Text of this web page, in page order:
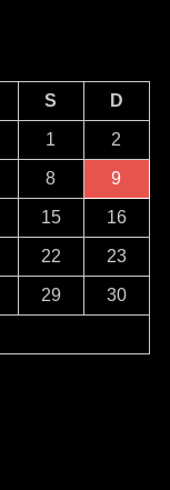
S D
1 2
8 9
15 16
22 23
29 30